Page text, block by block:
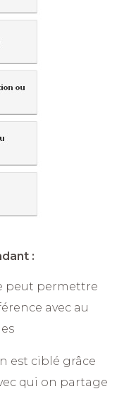
:
peut permettre
avec au
est ciblé grâce
qui on partage